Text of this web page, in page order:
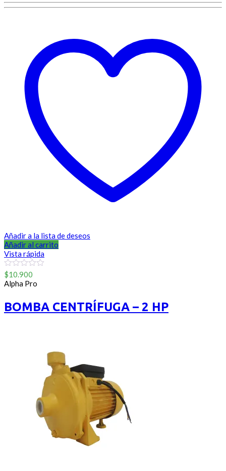
Añadir a la lista de deseos
Añadir al carrito
Vista rápida
0
out
of
$10.900
Alpha Pro
BOMBA CENTRÍFUGA – 2 HP